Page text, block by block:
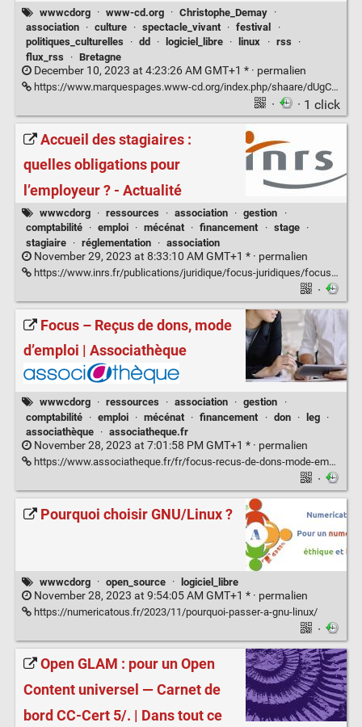
wwwcdorg · www-cd.org · Christophe_Demay ·
association
· culture · spectacle_vivant · festival
·
politiques_culturelles
· dd · logiciel_libre · linux · rss
·
flux_rss
· Bretagne
December 10, 2023 at 4:23:26 AM GMT+1 * · permalien
https://www.marquespages.www-cd.org/index.php/shaare/dUgCxQ
· · 1 click
Accueil des stagiaires :
quelles obligations pour
l’employeur ? - Actualité
wwwcdorg · ressources · association · gestion
·
comptabilité
· emploi · mécénat · financement · stage
·
stagiaire
· réglementation · association
November 29, 2023 at 8:33:10 AM GMT+1 * · permalien
https://www.inrs.fr/publications/juridique/focus-juridiques/focus-accueil-stagiaires.html#:~:text=Par%20ailleurs%2C%20un%20stage%20n,saisonnier%20ou%20remplacer%20un%20salari%C3%A9
·
Focus – Reçus de dons, mode
d’emploi | Associathèque
wwwcdorg · ressources · association · gestion
·
comptabilité
· emploi · mécénat · financement · don · leg
·
associathèque
· associatheque.fr
November 28, 2023 at 7:01:58 PM GMT+1 * · permalien
https://www.associatheque.fr/fr/focus-recus-de-dons-mode-emploi.html
·
Pourquoi choisir GNU/Linux ?
wwwcdorg · open_source · logiciel_libre
November 28, 2023 at 9:54:05 AM GMT+1 * · permalien
https://numericatous.fr/2023/11/pourquoi-passer-a-gnu-linux/
·
Open GLAM : pour un Open
Content universel — Carnet de
bord CC-Cert 5/. | Dans tout ce